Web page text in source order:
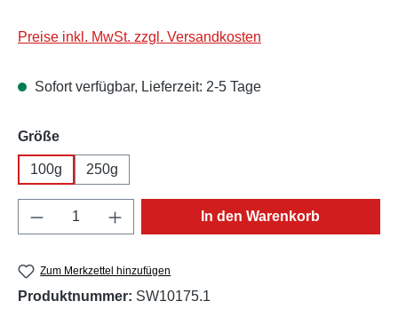
Preise inkl. MwSt. zzgl. Versandkosten
Sofort verfügbar, Lieferzeit: 2-5 Tage
Größeauswählen
100g 250g
Produkt Anzahl: Gib den gewünschten
In den Warenkorb
Zum Merkzettel hinzufügen
Produktnummer: SW10175.1